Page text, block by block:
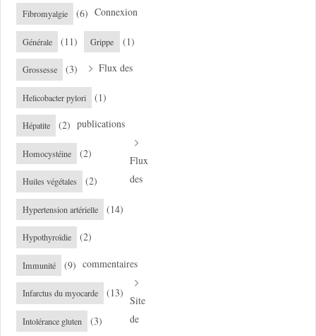
Fibromyalgie (6)
Générale (11) Grippe (1)
Grossesse (3)
Helicobacter pylori (1)
Hépatite (2)
Homocystéine (2)
Huiles végétales (2)
Hypertension artérielle (14)
Hypothyroïdie (2)
Immunité (9)
Infarctus du myocarde (13)
Intolérance gluten (3)
Connexion
Flux des
publications
Flux
des
commentaires
Site
de